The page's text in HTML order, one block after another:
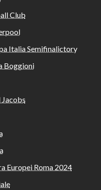
Club
Italia Semifinalictory
Boggioni
Europei Roma 2024